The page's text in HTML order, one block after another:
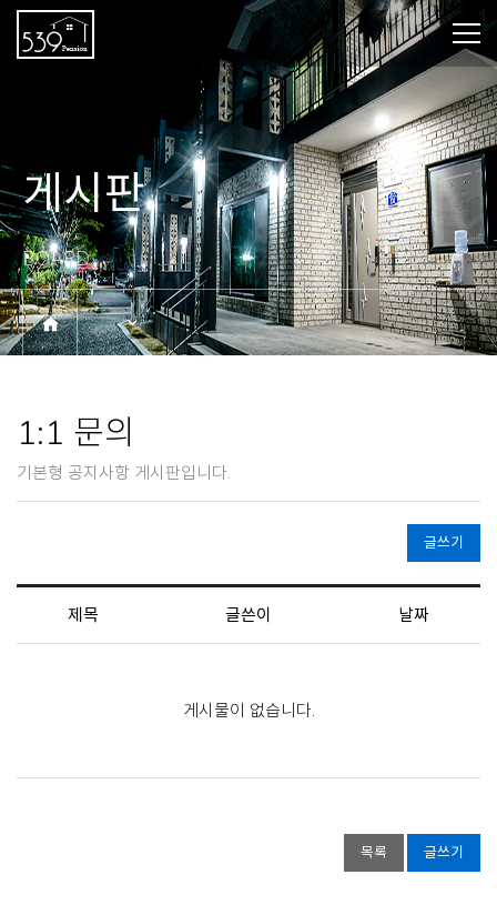
게시판
BOARD
1:1 문의
기본형 공지사항 게시판입니다.
글쓰기
제목 글쓴이 날짜
게시물이 없습니다.
목록 글쓰기